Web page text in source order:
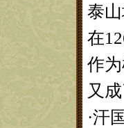
泰
在
作
又
·汗